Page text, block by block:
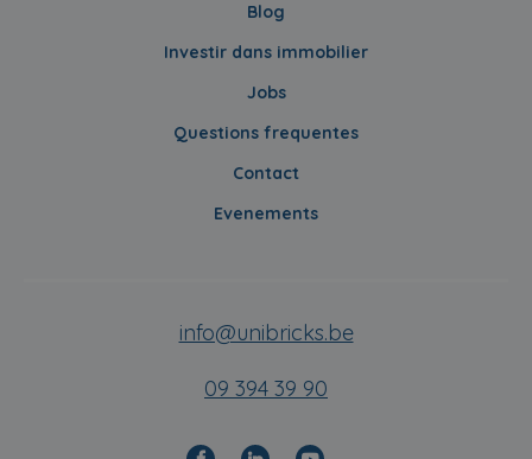
Blog
Investir dans immobilier
Jobs
Questions frequentes
Contact
Evenements
info@unibricks.be
09 394 39 90